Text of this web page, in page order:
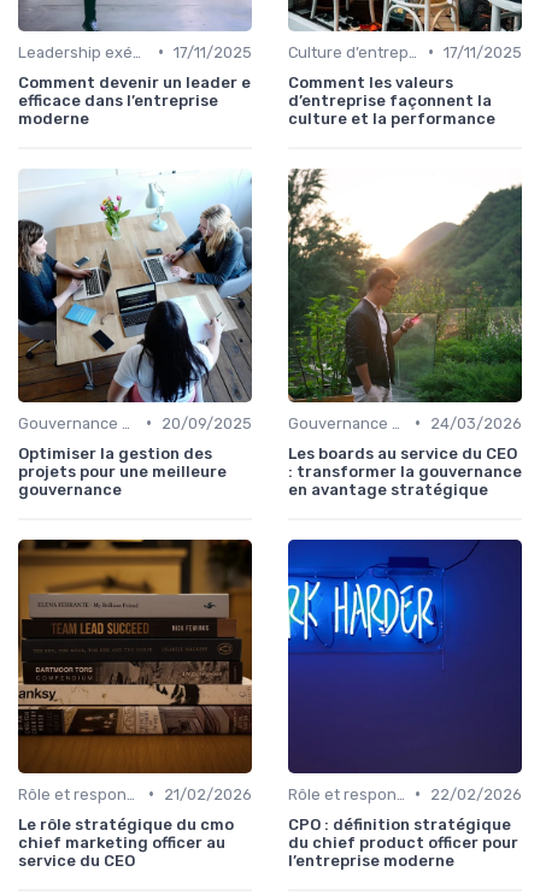
• 17/11/2025
Comment devenir un leader e
efficace dans l’entreprise
moderne
• 17/11/2025
Comment les valeurs
d’entreprise façonnent la
culture et la performance
•
20/09/2025
Optimiser la gestion des
projets pour une meilleure
gouvernance
•
24/03/2026
Les boards au service du CEO
: transformer la gouvernance
en avantage stratégique
•
21/02/2026
Le rôle stratégique du cmo
chief marketing officer au
service du CEO
•
22/02/2026
CPO : définition stratégique
du chief product officer pour
l’entreprise moderne